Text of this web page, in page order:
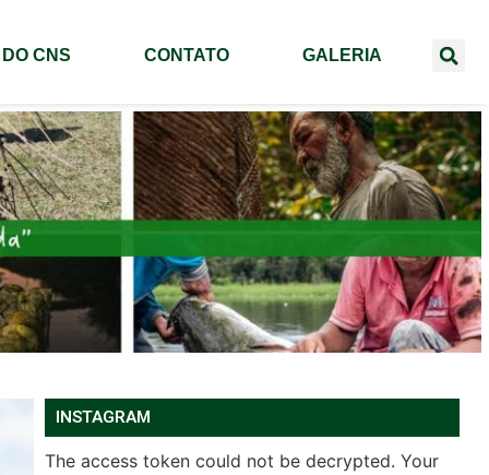
CNS CONTATO GALERIA
INSTAGRAM
The access token could not be decrypted. Your